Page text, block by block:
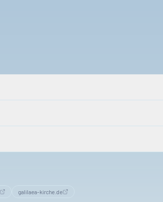
galilaea-kirche.de